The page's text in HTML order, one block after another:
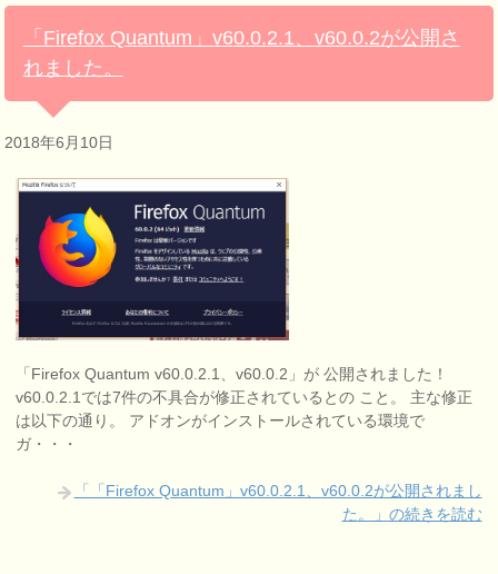
「Firefox Quantum」v60.0.2.1、v60.0.2が公開さ
れました。
2018年6月10日
「Firefox Quantum v60.0.2.1、v60.0.2」が 公開されました！
v60.0.2.1では7件の不具合が修正されているとの こと。 主な修正
は以下の通り。 アドオンがインストールされている環境で
ガ・・・
「「Firefox Quantum」v60.0.2.1、v60.0.2が公開されまし
た。」の続きを読む